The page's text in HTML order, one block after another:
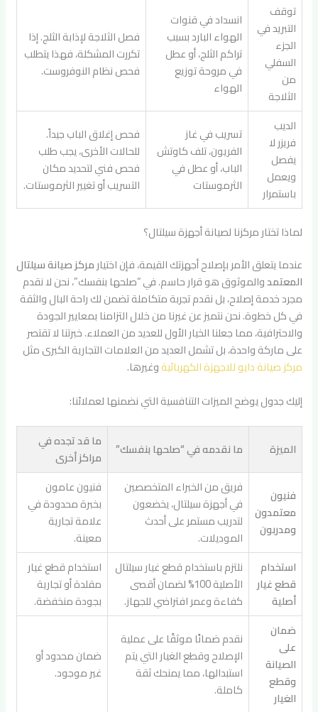
توقف
التبريد في
الجزء
السفلي
من
الثلاجة
انسداد في قنوات
الهواء البارد بسبب
تراكم الثلج، أو عطل
في مروحة توزيع
الهواء
فصل الثلاجة لإذابة الثلج. إذا
تكررت المشكلة، فهذا يتطلب
فحص نظام النوفروست.
الديب
فريزر لا
يفصل
ويعمل
باستمرار
تسريب في غاز
الفريون، تلف كاوتش
الباب، أو عطل في
الثرموستات
فحص إغلاق الباب جيداً.
للحالات الأخرى، يجب طلب
فحص فني لتحديد مكان
التسريب أو تغيير الثرموستات.
لماذا تختار مركزنا لصيانة أجهزة سيلتال؟
عندما يتعلق الأمر بإصلاح أجهزتك القيمة، فإن اختيارمركز صيانة سيلتال
المعتمدوالموثوق هو قرار حاسم. في “صلحها بنفسك”، نحن لا نقدم
مجرد خدمة إصلاح، بل نقدم تجربة متكاملة تضمن لك راحة البال والثقة
في كل خطوة. نحن نتميز عن غيرنا من خلال التزامنا بمعايير الجودة
والاحترافية، مما جعلنا الخيار الأول للعديد من العملاء. خبرتنا لا تقتصر
على ماركة واحدة، بل تشمل العديد من العلامات التجارية الكبرى مثل
مركز صيانة دايو للاجهزة الكهربائيةوغيرها.
إليك جدول يوضح الميزات التنافسية التي نضمنها لعملائنا:
الميزة ما نقدمه في “صلحها بنفسك”
ما قد تجده في
مراكز أخرى
فنيون
معتمدون
ومدربون
فريق من الخبراء المتخصصين
في أجهزة سيلتال، يخضعون
لتدريب مستمر على أحدث
الموديلات.
فنيون عامون
بخبرة محدودة في
علامة تجارية
معينة.
استخدام
قطع غيار
أصلية
نلتزم باستخدام قطع غيار سيلتال
الأصلية 100% لضمان أقصى
كفاءة وعمر افتراضي للجهاز.
استخدام قطع غيار
مقلدة أو تجارية
بجودة منخفضة.
ضمان
على
الصيانة
وقطع
الغيار
نقدم ضمانًا موثقًا على عملية
الإصلاح وقطع الغيار التي يتم
استبدالها، مما يمنحك ثقة
كاملة.
ضمان محدود أو
غير موجود.